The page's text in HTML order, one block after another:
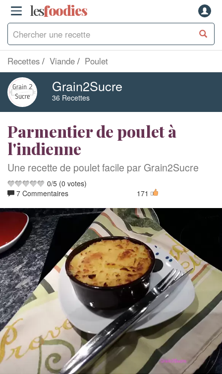
lesfoodies
Recettes Viande Poulet
Grain2Sucre
36 Recettes
Parmentier de poulet à
l'indienne
Une recette de poulet facile par Grain2Sucre
0/5 (0 votes)
7 Commentaires
171